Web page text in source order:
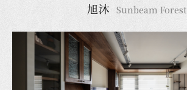
旭沐 Sunbeam Forest